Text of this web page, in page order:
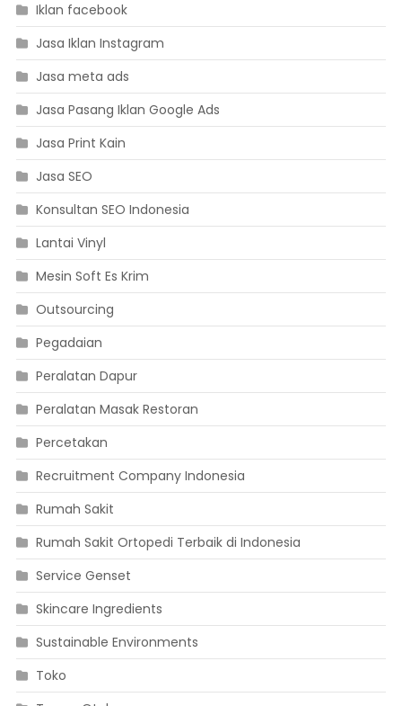
Iklan facebook
Jasa Iklan Instagram
Jasa meta ads
Jasa Pasang Iklan Google Ads
Jasa Print Kain
Jasa SEO
Konsultan SEO Indonesia
Lantai Vinyl
Mesin Soft Es Krim
Outsourcing
Pegadaian
Peralatan Dapur
Peralatan Masak Restoran
Percetakan
Recruitment Company Indonesia
Rumah Sakit
Rumah Sakit Ortopedi Terbaik di Indonesia
Service Genset
Skincare Ingredients
Sustainable Environments
Toko